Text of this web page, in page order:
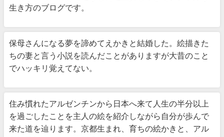
生き方のブログです。
保母さんになる夢を諦めてえかきと結婚した。絵描きた
ちの妻と言う小説を読んだことがありますが大昔のこと
でハッキリ覚えてない。
住み慣れたアルゼンチンから日本へ来て人生の半分以上
を過ごしたことを主人の絵を紹介しながら自分が歩んで
来た道を辿ります。京都生まれ、育ちの絵かきと、アル